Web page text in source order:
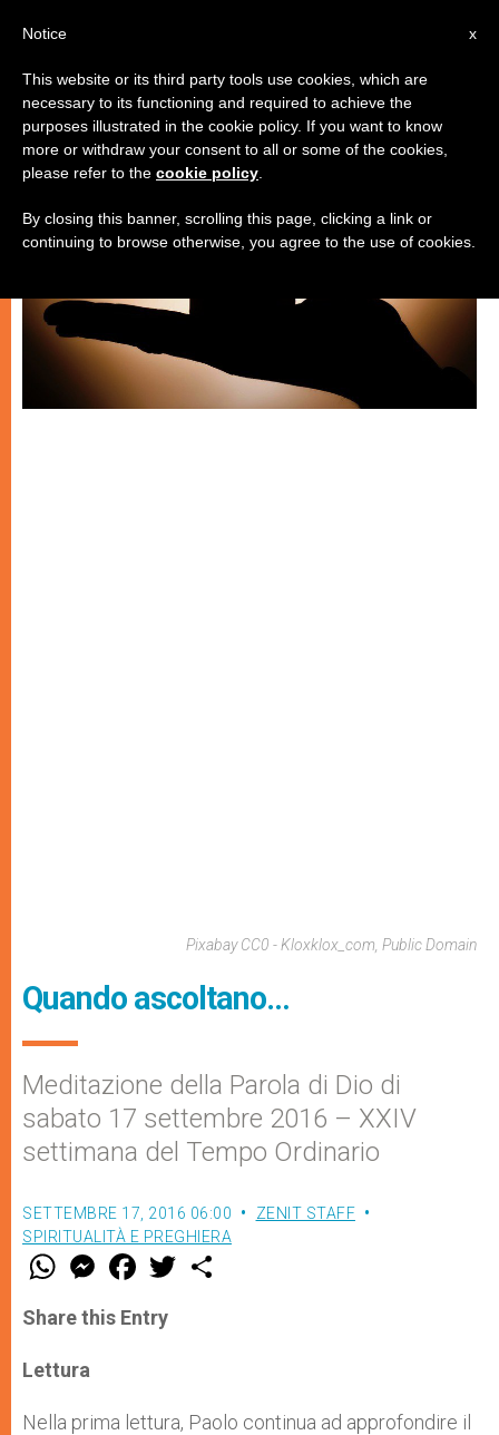
SPIRITUALITÀ E PREGHIERA
Pixabay CC0 - Kloxklox_com, Public Domain
Quando ascoltano…
Meditazione della Parola di Dio di
sabato 17 settembre 2016 – XXIV
settimana del Tempo Ordinario
SETTEMBRE 17, 2016 06:00
ZENIT STAFF
SPIRITUALITÀ E PREGHIERA
W
t
s
p
p
M
e
s
e
F
a
e
b
w
Share this Entry
Lettura
Nella prima lettura, Paolo continua ad approfondire il
x
Notice
This website or its third party tools use cookies, which are
necessary to its functioning and required to achieve the
purposes illustrated in the cookie policy. If you want to know
more or withdraw your consent to all or some of the cookies,
please refer to the cookie policy
By closing this banner, scrolling this page, clicking a link or
continuing to browse otherwise, you agree to the use of cookies.